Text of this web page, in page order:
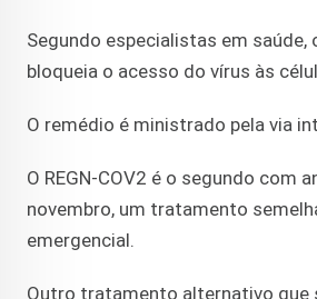
Segundo especialistas em
bloqueia o acesso do vírus às
O remédio é ministrado pela via
O REGN-COV2 é o segundo com
novembro, um tratamento
emergencial.
Outro tratamento alternativo que